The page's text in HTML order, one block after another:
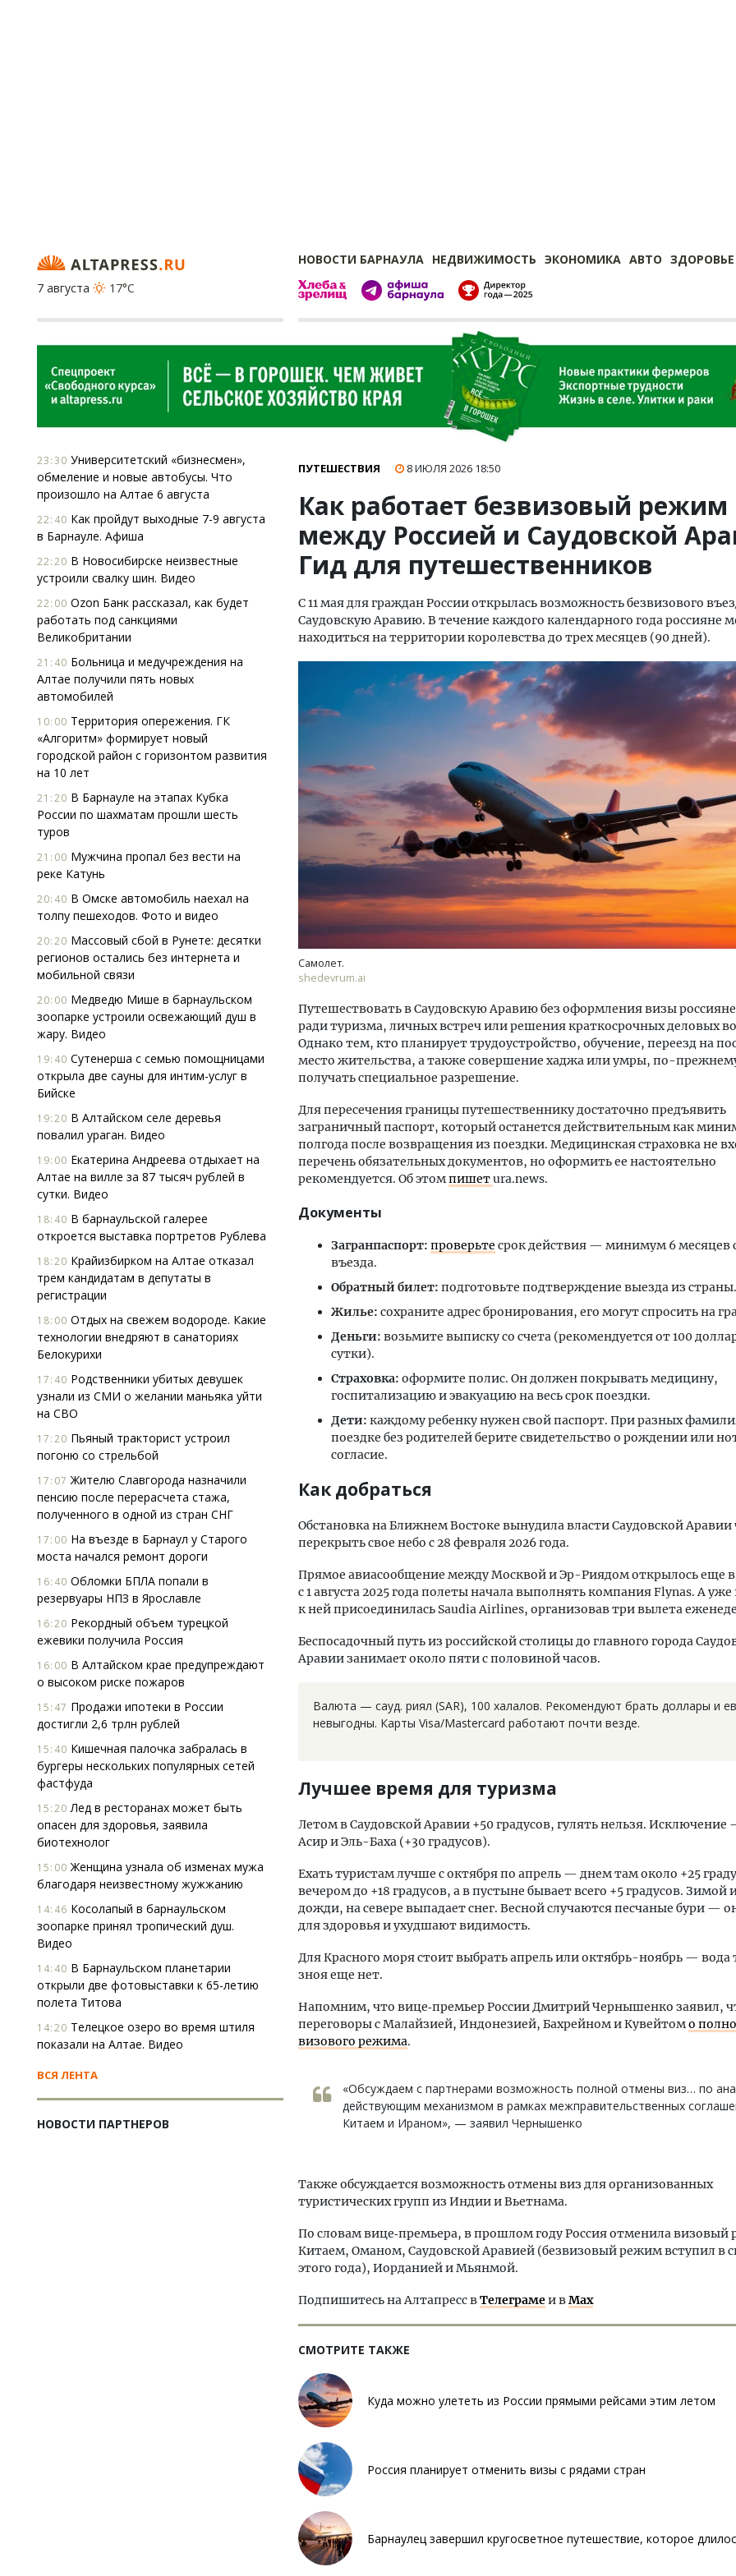
НОВОСТИ БАРНАУЛА НЕДВИЖИМОСТЬ ЭКОНОМИКА АВТО ЗДОРОВЬЕ
7 августа
17°C
23:30 Университетский «бизнесмен»,
обмеление и новые автобусы. Что
произошло на Алтае 6 августа
22:40 Как пройдут выходные 7-9 августа
в Барнауле. Афиша
22:20 В Новосибирске неизвестные
устроили свалку шин. Видео
22:00 Ozon Банк рассказал, как будет
работать под санкциями
Великобритании
21:40 Больница и медучреждения на
Алтае получили пять новых
автомобилей
10:00 Территория опережения. ГК
«Алгоритм» формирует новый
городской район с горизонтом развития
на 10 лет
21:20 В Барнауле на этапах Кубка
России по шахматам прошли шесть
туров
21:00 Мужчина пропал без вести на
реке Катунь
20:40 В Омске автомобиль наехал на
толпу пешеходов. Фото и видео
20:20 Массовый сбой в Рунете: десятки
регионов остались без интернета и
мобильной связи
20:00 Медведю Мише в барнаульском
зоопарке устроили освежающий душ в
жару. Видео
19:40 Сутенерша с семью помощницами
открыла две сауны для интим-услуг в
Бийске
19:20 В Алтайском селе деревья
повалил ураган. Видео
19:00 Екатерина Андреева отдыхает на
Алтае на вилле за 87 тысяч рублей в
сутки. Видео
18:40 В барнаульской галерее
откроется выставка портретов Рублева
18:20 Крайизбирком на Алтае отказал
трем кандидатам в депутаты в
регистрации
18:00 Отдых на свежем водороде. Какие
технологии внедряют в санаториях
Белокурихи
17:40 Родственники убитых девушек
узнали из СМИ о желании маньяка уйти
на СВО
17:20 Пьяный тракторист устроил
погоню со стрельбой
17:07 Жителю Славгорода назначили
пенсию после перерасчета стажа,
полученного в одной из стран СНГ
17:00 На въезде в Барнаул у Старого
моста начался ремонт дороги
16:40 Обломки БПЛА попали в
резервуары НПЗ в Ярославле
16:20 Рекордный объем турецкой
ежевики получила Россия
16:00 В Алтайском крае предупреждают
о высоком риске пожаров
15:47 Продажи ипотеки в России
достигли 2,6 трлн рублей
15:40 Кишечная палочка забралась в
бургеры нескольких популярных сетей
фастфуда
15:20 Лед в ресторанах может быть
опасен для здоровья, заявила
биотехнолог
15:00 Женщина узнала об изменах мужа
благодаря неизвестному жужжанию
14:46 Косолапый в барнаульском
зоопарке принял тропический душ.
Видео
14:40 В Барнаульском планетарии
открыли две фотовыставки к 65-летию
полета Титова
14:20 Телецкое озеро во время штиля
показали на Алтае. Видео
ВСЯ ЛЕНТА
НОВОСТИ ПАРТНЕРОВ
ПУТЕШЕСТВИЯ 8 ИЮЛЯ 2026 18:50
Как работает безвизовый режим
между Россией и Саудовской
Гид для путешественников
С 11 мая для граждан России открылась возможность безвизового
Саудовскую Аравию. В течение каждого календарного года россияне
находиться на территории королевства до трех месяцев (90 дней).
Самолет.
shedevrum.ai
Путешествовать в Саудовскую Аравию без оформления визы
ради туризма, личных встреч или решения краткосрочных деловых
Однако тем, кто планирует трудоустройство, обучение, переезд на
место жительства, а также совершение хаджа или умры, по-
получать специальное разрешение.
Для пересечения границы путешественнику достаточно предъявить
заграничный паспорт, который останется действительным как
полгода после возвращения из поездки. Медицинская страховка не
перечень обязательных документов, но оформить ее настоятельно
рекомендуется. Об этомпишетura.news.
Документы
Загранпаспорт: проверьте срок действия — минимум 6 месяцев
въезда.
Обратный билет: подготовьте подтверждение выезда из страны.
Жилье: сохраните адрес бронирования, его могут спросить на
Деньги: возьмите выписку со счета (рекомендуется от 100
сутки).
Страховка: оформите полис. Он должен покрывать медицину,
госпитализацию и эвакуацию на весь срок поездки.
Дети: каждому ребенку нужен свой паспорт. При разных
поездке без родителей берите свидетельство о рождении или
согласие.
Как добраться
Обстановка на Ближнем Востоке вынудила власти Саудовской Аравии
перекрыть свое небо с 28 февраля 2026 года.
Прямое авиасообщение между Москвой и Эр-Риядом открылось еще в
с 1 августа 2025 года полеты начала выполнять компания Flynas. А уже
к ней присоединилась Saudia Airlines, организовав три вылета
Беспосадочный путь из российской столицы до главного города
Аравии занимает около пяти с половиной часов.
Валюта — сауд. риял (SAR), 100 халалов. Рекомендуют брать доллары и
невыгодны. Карты Visa/Mastercard работают почти везде.
Лучшее время для туризма
Летом в Саудовской Аравии +50 градусов, гулять нельзя.
Асир и Эль-Баха (+30 градусов).
Ехать туристам лучше с октября по апрель — днем там около +25
вечером до +18 градусов, а в пустыне бывает всего +5 градусов. Зимой
дожди, на севере выпадает снег. Весной случаются песчаные бури —
для здоровья и ухудшают видимость.
Для Красного моря стоит выбрать апрель или октябрь-ноябрь — вода
зноя еще нет.
Напомним, что вице‑премьер России Дмитрий Чернышенко заявил,
переговоры с Малайзией, Индонезией, Бахрейном и Кувейтомо
визового режима.
«Обсуждаем с партнерами возможность полной отмены виз… по
действующим механизмом в рамках межправительственных
Китаем и Ираном», — заявил Чернышенко
Также обсуждается возможность отмены виз для организованных
туристических групп из Индии и Вьетнама.
По словам вице‑премьера, в прошлом году Россия отменила визовый
Китаем, Оманом, Саудовской Аравией (безвизовый режим вступил в
этого года), Иорданией и Мьянмой.
Подпишитесь на Алтапресс вТелеграмеи вMax
СМОТРИТЕ ТАКЖЕ
Куда можно улететь из России прямыми рейсами этим летом
Россия планирует отменить визы с рядами стран
Барнаулец завершил кругосветное путешествие, которое
Архитектурный код
земли. Мощение
плитами становится
стандартом
СТРОИТЕЛЬСТВО